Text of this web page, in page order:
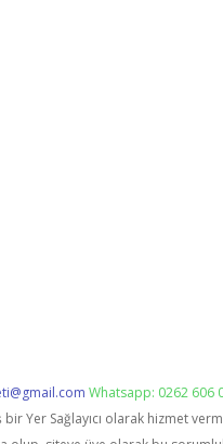
Whatsapp: 0262 606
bir Yer Sağlayıcı olarak hizmet